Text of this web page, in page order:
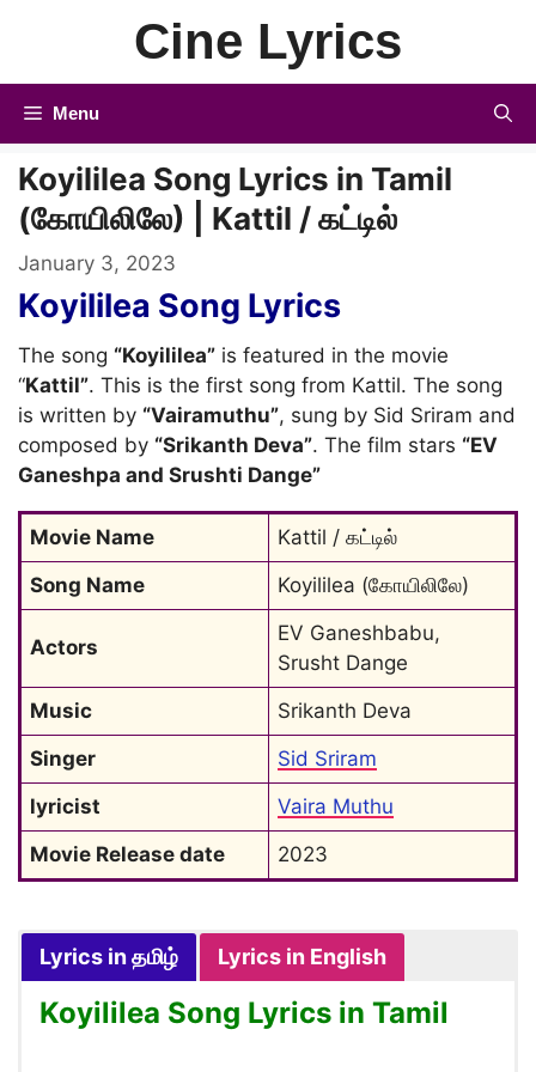
Cine Lyrics
Menu
Koyililea Song Lyrics in Tamil
(கோயிலிலே) | Kattil / கட்டில்
January 3, 2023
Koyililea Song Lyrics
The song “Koyililea” is featured in the movie
“Kattil”. This is the first song from Kattil. The song
is written by “Vairamuthu”, sung by Sid Sriram and
composed by “Srikanth Deva”. The film stars “EV
Ganeshpa and Srushti Dange”
Movie Name
Kattil / கட்டில்
Song Name
Koyililea (கோயிலிலே)
Actors
EV Ganeshbabu,
Srusht Dange
Music
Srikanth Deva
Singer
Sid Sriram
lyricist
Vaira Muthu
Movie Release date
2023
Lyrics in தமிழ் Lyrics in English
Koyililea Song Lyrics in Tamil